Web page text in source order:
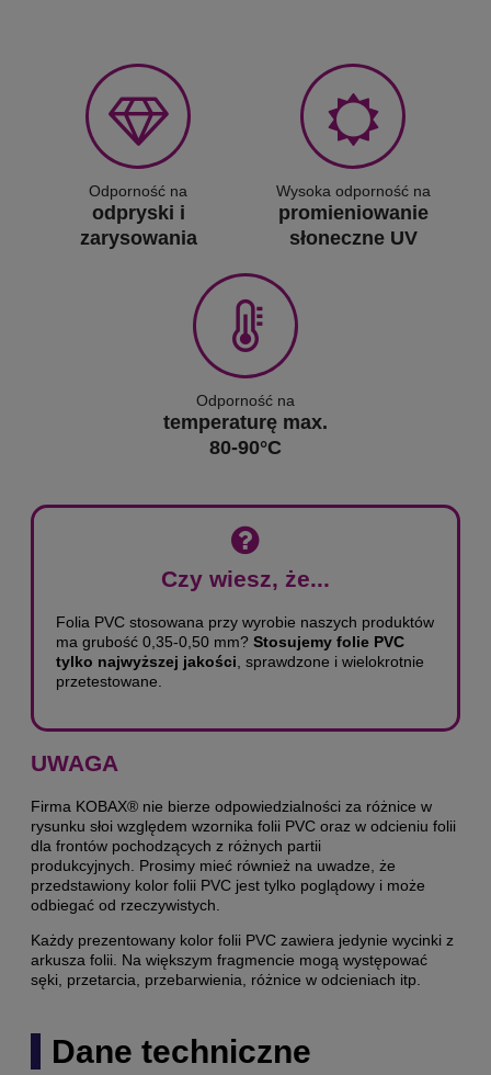
Odporność na
odpryski i
zarysowania
Wysoka odporność na
promieniowanie
słoneczne UV
Odporność na
temperaturę max.
80-90°C
Czy wiesz, że...
Folia PVC stosowana przy wyrobie naszych produktów
ma grubość 0,35-0,50 mm? Stosujemy folie PVC
tylko najwyższej jakości , sprawdzone i wielokrotnie
przetestowane.
UWAGA
Firma KOBAX® nie bierze odpowiedzialności za różnice w
rysunku słoi względem wzornika folii PVC oraz w odcieniu folii
dla frontów pochodzących z różnych partii
produkcyjnych. Prosimy mieć również na uwadze, że
przedstawiony kolor folii PVC jest tylko poglądowy i może
odbiegać od rzeczywistych.
Każdy prezentowany kolor folii PVC zawiera jedynie wycinki z
arkusza folii. Na większym fragmencie mogą występować
sęki, przetarcia, przebarwienia, różnice w odcieniach itp.
Dane techniczne